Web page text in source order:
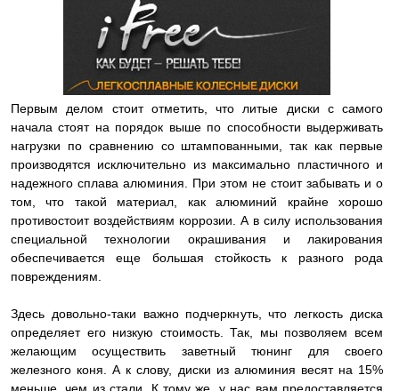
Первым делом стоит отметить, что литые диски с самого
начала стоят на порядок выше по способности выдерживать
нагрузки по сравнению со штампованными, так как первые
производятся исключительно из максимально пластичного и
надежного сплава алюминия. При этом не стоит забывать и о
том, что такой материал, как алюминий крайне хорошо
противостоит воздействиям коррозии. А в силу использования
специальной технологии окрашивания и лакирования
обеспечивается еще большая стойкость к разного рода
повреждениям.
Здесь довольно-таки важно подчеркнуть, что легкость диска
определяет его низкую стоимость. Так, мы позволяем всем
желающим осуществить заветный тюнинг для своего
железного коня. А к слову, диски из алюминия весят на 15%